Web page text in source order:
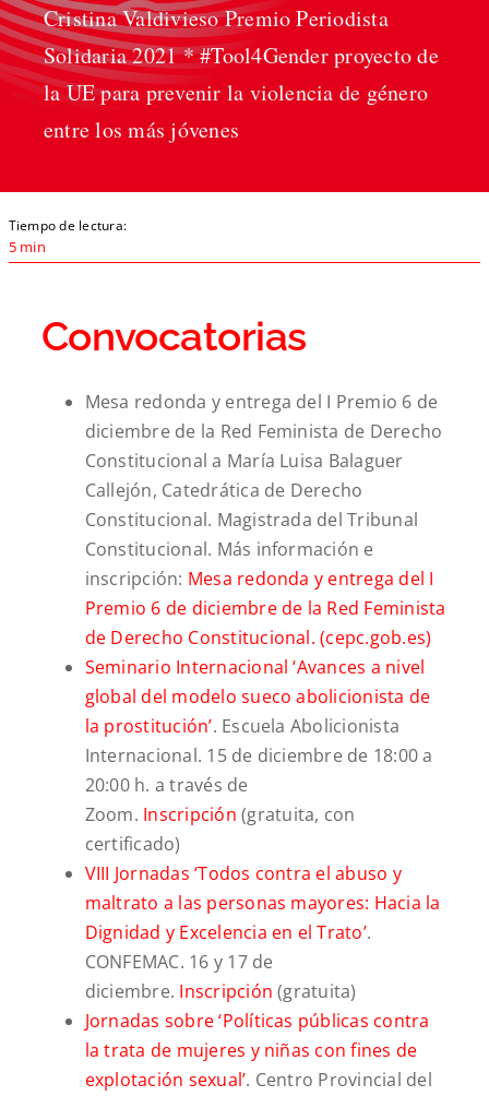
Cristina Valdivieso Premio Periodista
Solidaria 2021 * #Tool4Gender proyecto de
la UE para prevenir la violencia de género
entre los más jóvenes
Tiempo de lectura:
5 min
Convocatorias
Mesa redonda y entrega del I Premio 6 de
diciembre de la Red Feminista de Derecho
Constitucional a María Luisa Balaguer
Callejón, Catedrática de Derecho
Constitucional. Magistrada del Tribunal
Constitucional. Más información e
inscripción: Mesa redonda y entrega del I
Premio 6 de diciembre de la Red Feminista
de Derecho Constitucional. (cepc.gob.es)
Seminario Internacional ‘Avances a nivel
global del modelo sueco abolicionista de
la prostitución’. Escuela Abolicionista
Internacional. 15 de diciembre de 18:00 a
20:00 h. a través de
Zoom. Inscripción (gratuita, con
certificado)
VIII Jornadas ‘Todos contra el abuso y
maltrato a las personas mayores: Hacia la
Dignidad y Excelencia en el Trato’.
CONFEMAC. 16 y 17 de
diciembre. Inscripción (gratuita)
Jornadas sobre ‘Políticas públicas contra
la trata de mujeres y niñas con fines de
explotación sexual’. Centro Provincial del